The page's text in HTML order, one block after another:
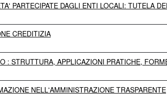
PARTECIPATE DAGLI ENTI LOCALI: TUTELA
CREDITIZIA
: STRUTTURA, APPLICAZIONI PRATICHE,
NELL'AMMINISTRAZIONE TRASPARENTE